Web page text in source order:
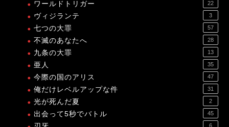
ワールドトリガー 22
ヴィジランテ 3
七つの大罪 57
不滅のあなたへ 28
九条の大罪 13
亜人 35
今際の国のアリス 47
俺だけレベルアップな件 31
光が死んだ夏 2
出会って5秒でバトル 45
6